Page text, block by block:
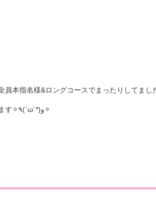
本指名様&ロングコースでまったりしてまし
お時間も延ばすこと可能なのでお電話にてご相談お願いします✧٩(ˊωˋ*)و✧